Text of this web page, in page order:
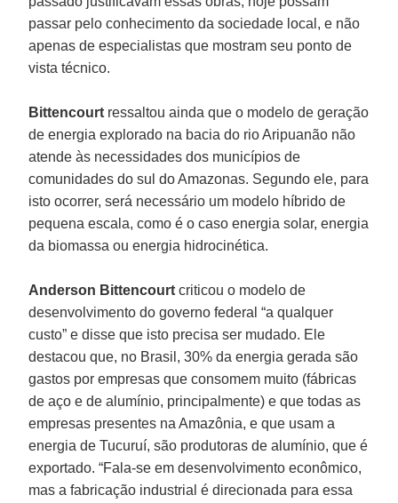
passar pelo conhecimento da sociedade local, e não
apenas de especialistas que mostram seu ponto de
vista técnico.
Bittencourt ressaltou ainda que o modelo de geração
de energia explorado na bacia do rio Aripuanão não
atende às necessidades dos municípios de
comunidades do sul do Amazonas. Segundo ele, para
isto ocorrer, será necessário um modelo híbrido de
pequena escala, como é o caso energia solar, energia
da biomassa ou energia hidrocinética.
Anderson Bittencourt criticou o modelo de
desenvolvimento do governo federal “a qualquer
custo” e disse que isto precisa ser mudado. Ele
destacou que, no Brasil, 30% da energia gerada são
gastos por empresas que consomem muito (fábricas
de aço e de alumínio, principalmente) e que todas as
empresas presentes na Amazônia, e que usam a
energia de Tucuruí, são produtoras de alumínio, que é
exportado. “Fala-se em desenvolvimento econômico,
mas a fabricação industrial é direcionada para essa